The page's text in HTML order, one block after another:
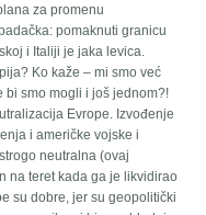
za promenu
pomaknuti granicu
i Italiji je jaka levica.
Ko kaže – mi smo već
bi smo mogli i još jednom?!
Evrope. Izvođenje
i američke vojske i
neutralna (ovaj
na teret kada ga je likvidirao
su dobre, jer su geopolitički